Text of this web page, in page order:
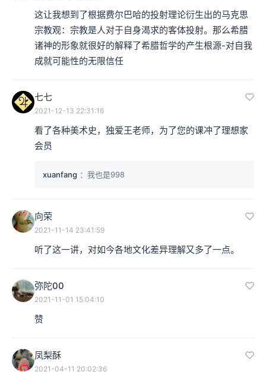
这让我想到了根据费尔巴哈的投射理论衍生出的马克思
宗教观：宗教是人对于自身渴求的客体投射。那么希腊
诸神的形象就很好的解释了希腊哲学的产生根源-对自我
成就可能性的无限信任
七七
2021-12-13 22:31:16
看了各种美术史，独爱王老师，为了您的课冲了理想家
会员
xuanfang ：我也是998
向荣
2021-11-14 23:41:59
听了这一讲，对如今各地文化差异理解又多了一点。
弥陀00
2021-11-01 15:04:10
赞
凤梨酥
2021-04-11 20:02:36